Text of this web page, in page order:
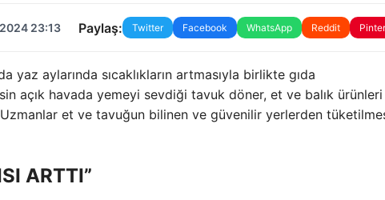
23:13 Paylaş: Twitter Facebook WhatsApp Reddit
yaz aylarında sıcaklıkların artmasıyla birlikte gıda
açık havada yemeyi sevdiği tavuk döner, et ve balık
et ve tavuğun bilinen ve güvenilir yerlerden
ARTTI”